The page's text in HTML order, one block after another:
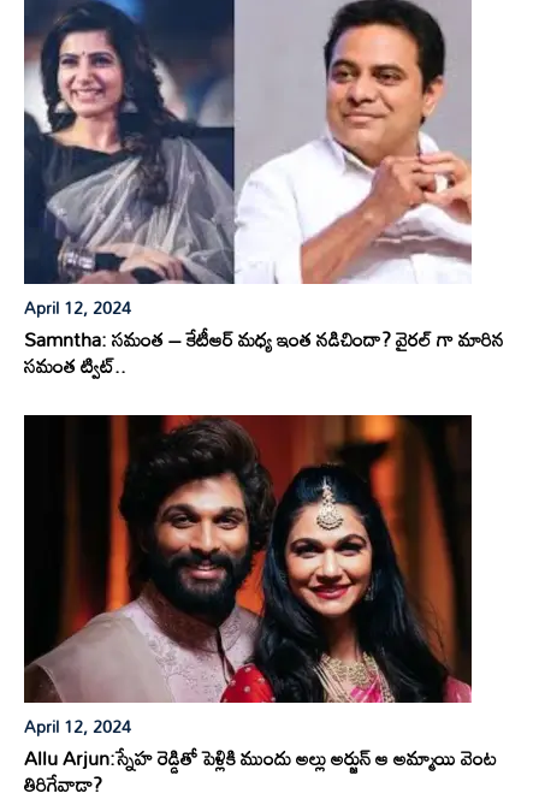
April 12, 2024
Samntha: సమంత – కేటీఆర్ మధ్య ఇంత నడిచిందా? వైరల్ గా మారిన
సమంత ట్విట్..
April 12, 2024
Allu Arjun:స్నేహ రెడ్డితో పెళ్లికి ముందు అల్లు అర్జున్ ఆ అమ్మాయి వెంట
తిరిగేవాడా?